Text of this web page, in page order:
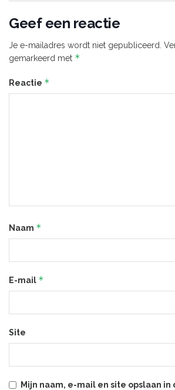
Geef een reactie
Je e-mailadres wordt niet gepubliceerd.
gemarkeerd met *
Reactie *
Naam *
E-mail *
Site
Mijn naam, e-mail en site opslaan